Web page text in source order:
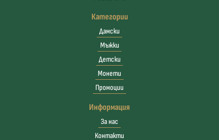
Категории
Дамски
Мъжки
Детски
Монети
Промоции
Информация
За нас
Контакти